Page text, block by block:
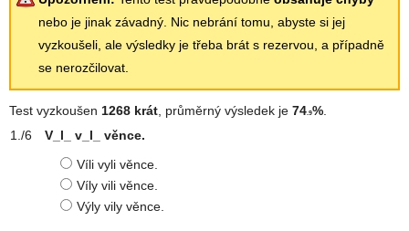
nebo je jinak závadný. Nic nebrání tomu, abyste si jej
vyzkoušeli, ale výsledky je třeba brát s rezervou, a případně
se nerozčilovat.
Test vyzkoušen 1268 krát, průměrný výsledek je 74.9%.
V_l_ v_l_ věnce.
Víli vyli věnce.
Víly vili věnce.
Výly vily věnce.